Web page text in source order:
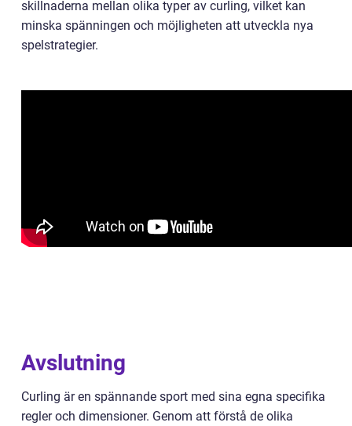
skillnaderna mellan olika typer av curling, vilket kan
minska spänningen och möjligheten att utveckla nya
spelstrategier.
Avslutning
Curling är en spännande sport med sina egna specifika
regler och dimensioner. Genom att förstå de olika